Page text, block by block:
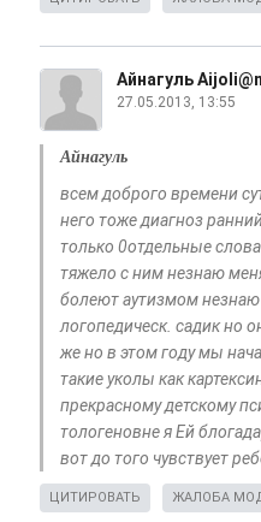
Айнагуль
27.05.2013, 13:55
Айнагуль
всем доброго времени
него тоже диагноз
только 0отдельные
тяжело с ним незнаю
болеют аутизмом незнаю
логопедическ. садик но
же но в этом году мы
такие уколы как
прекрасному детскому
тологеновне я Ей
вот до того чувствует
ЦИТИРОВАТЬ ЖАЛОБА